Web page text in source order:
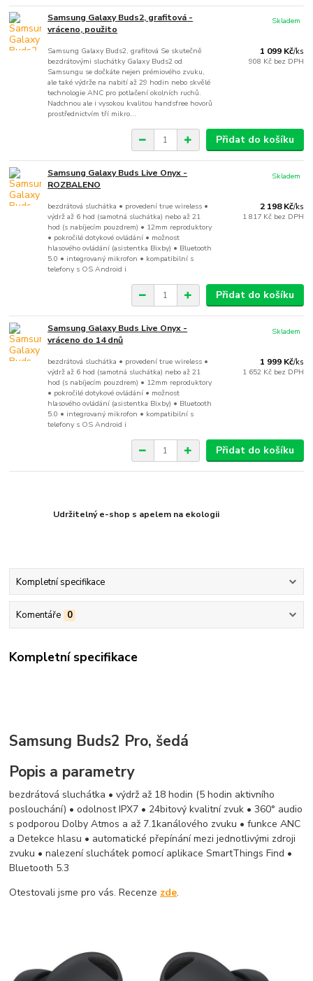
Samsung Galaxy Buds2, grafitová -
vráceno, použito
Samsung Galaxy Buds2, grafitová Se skutečně
bezdrátovými sluchátky Galaxy Buds2 od
Samsungu se dočkáte nejen prémiového zvuku,
ale také výdrže na nabití až 29 hodin nebo skvělé
technologie ANC pro potlačení okolních ruchů.
Nadchnou ale i vysokou kvalitou handsfree hovorů
prostřednictvím tří mikro...
1 099 Kč/ks
908 Kč bez DPH
Skladem
Přidat do košíku
Samsung Galaxy Buds Live Onyx -
ROZBALENO
bezdrátová sluchátka • provedení true wireless •
výdrž až 6 hod (samotná sluchátka) nebo až 21
hod (s nabíjecím pouzdrem) • 12mm reproduktory
• pokročilé dotykové ovládání • možnost
hlasového ovládání (asistentka Bixby) • Bluetooth
5.0 • integrovaný mikrofon • kompatibilní s
telefony s OS Android i
2 198 Kč/ks
1 817 Kč bez DPH
Skladem
Přidat do košíku
Samsung Galaxy Buds Live Onyx -
vráceno do 14 dnů
bezdrátová sluchátka • provedení true wireless •
výdrž až 6 hod (samotná sluchátka) nebo až 21
hod (s nabíjecím pouzdrem) • 12mm reproduktory
• pokročilé dotykové ovládání • možnost
hlasového ovládání (asistentka Bixby) • Bluetooth
5.0 • integrovaný mikrofon • kompatibilní s
telefony s OS Android i
1 999 Kč/ks
1 652 Kč bez DPH
Skladem
Přidat do košíku
Udržitelný e-shop s apelem na ekologii
Kompletní specifikace
Komentáře 0
Kompletní specifikace
Samsung Buds2 Pro, šedá
Popis a parametry
bezdrátová sluchátka • výdrž až 18 hodin (5 hodin aktivního
poslouchání) • odolnost IPX7 • 24bitový kvalitní zvuk • 360° audio
s podporou Dolby Atmos a až 7.1kanálového zvuku • funkce ANC
a Detekce hlasu • automatické přepínání mezi jednotlivými zdroji
zvuku • nalezení sluchátek pomocí aplikace SmartThings Find •
Bluetooth 5.3
Otestovali jsme pro vás. Recenze zde.